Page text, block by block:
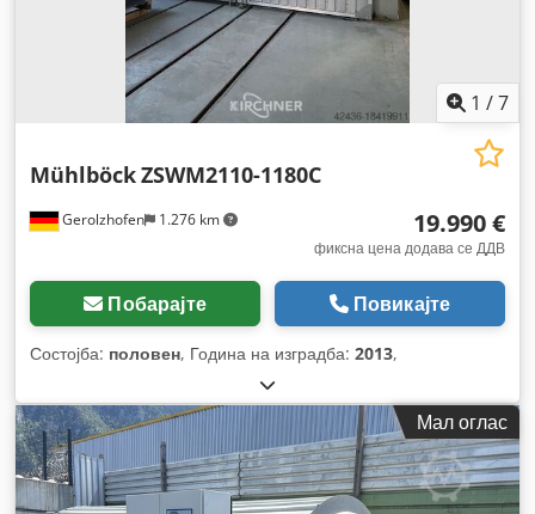
1 /7
Gerolzhofen 1.276 km
MühlböckZSWM2110-1180C
19.990 €
фиксна цена додава се ДДВ
Побарајте Повикајте
Состојба: половен, Година на изградба: 2013,
Мал оглас